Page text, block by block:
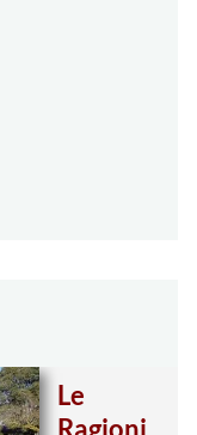
Le
Ragioni